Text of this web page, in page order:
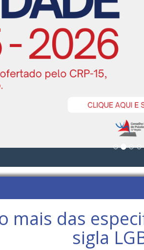
mais das
sigla